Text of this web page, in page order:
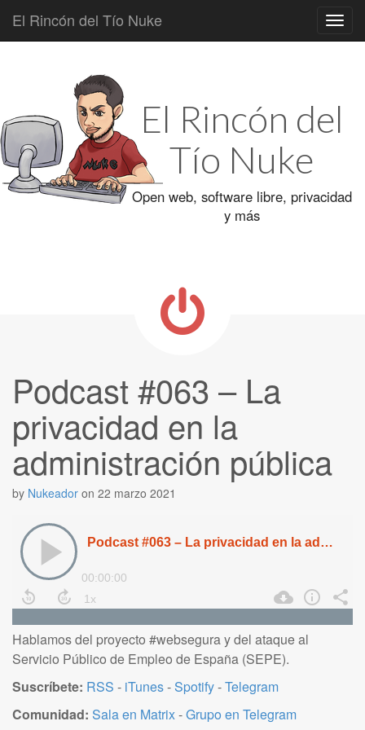
El Rincón del Tío Nuke
El Rincón del
Tío Nuke
Open web, software libre, privacidad
y más
Podcast #063 – La
privacidad en la
administración pública
by Nukeador on 22 marzo 2021
Hablamos del proyecto #websegura y del ataque al
Servicio Público de Empleo de España (SEPE).
Suscríbete: RSS - iTunes-Spotify-Telegram
Comunidad: Sala en Matrix-Grupo en Telegram